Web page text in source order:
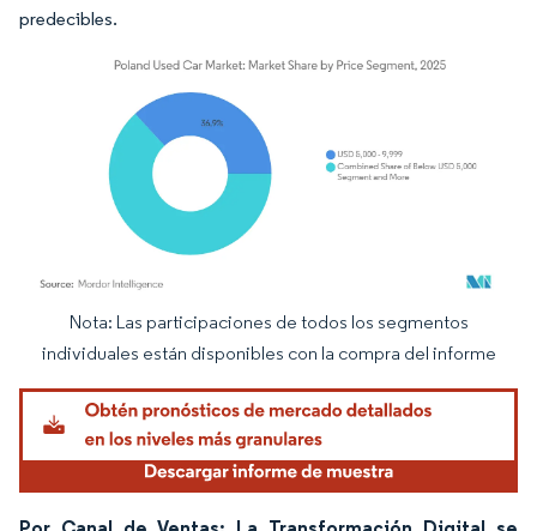
predecibles.
Imagen © Mordor Intelligence. El uso requiere atribución según CC BY 4.0.
Nota: Las participaciones de todos los segmentos
individuales están disponibles con la compra del informe